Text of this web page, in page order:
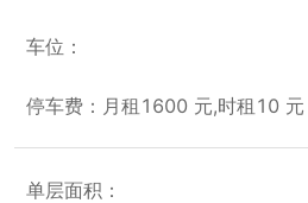
车位：
停车费：月租1600 元,时租10 元
单层面积：